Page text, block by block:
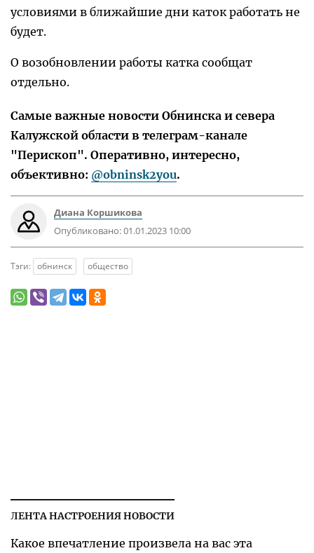
условиями в ближайшие дни каток работать не
будет.
О возобновлении работы катка сообщат
отдельно.
Самые важные новости Обнинска и севера
Калужской области в телеграм-канале
"Перископ". Оперативно, интересно,
объективно: @obninsk2you.
Диана Коршикова
Опубликовано:01.01.2023 10:00
Тэги: обнинск общество
ЛЕНТА НАСТРОЕНИЯ НОВОСТИ
Какое впечатление произвела на вас эта